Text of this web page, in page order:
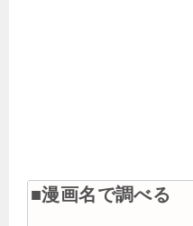
■漫画名で調べる